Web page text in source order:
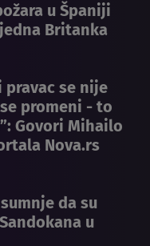
u Španiji
Britanka
pravac se nije
promeni - to
Govori Mihailo
Nova.rs
da su
u